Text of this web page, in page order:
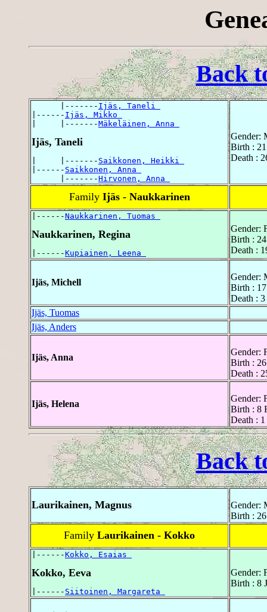
Back
      |-------
Ijäs, Taneli
|------ Ijäs, Mikko
|     |-------Mäkeläinen, Anna
Ijäs, Taneli
|     |------- Saikkonen, Heikki
|------ Saikkonen, Anna
      |-------
Hirvonen, Anna
Gender:
Birth :
Death :
Family Ijäs - Naukkarinen
|------Naukkarinen, Tuomas
Naukkarinen, Regina
|------Kupiainen, Leena
Gender:
Birth :
Death :
Ijäs, Michell
Gender:
Birth :
Death :
Ijäs, Tuomas
Ijäs, Anders
Ijäs, Anna
Gender:
Birth :
Death :
Ijäs, Helena
Gender:
Birth : 8
Death :
Back
Laurikainen, Magnus
Gender:
Birth :
Family Laurikainen - Kokko
|------Kokko, Esaias
Kokko, Eeva
|------ Siitoinen, Margareta
Gender:
Birth : 8